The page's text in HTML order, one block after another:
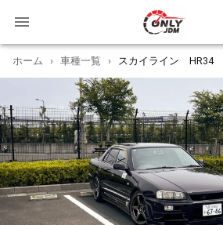
ホーム › 車種一覧 › スカイライン HR34